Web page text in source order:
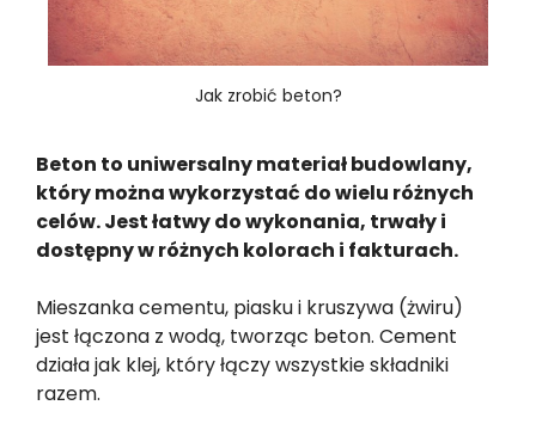
Jak zrobić beton?
Beton to uniwersalny materiał budowlany,
który można wykorzystać do wielu różnych
celów. Jest łatwy do wykonania, trwały i
dostępny w różnych kolorach i fakturach.
Mieszanka cementu, piasku i kruszywa (żwiru)
jest łączona z wodą, tworząc beton. Cement
działa jak klej, który łączy wszystkie składniki
razem.